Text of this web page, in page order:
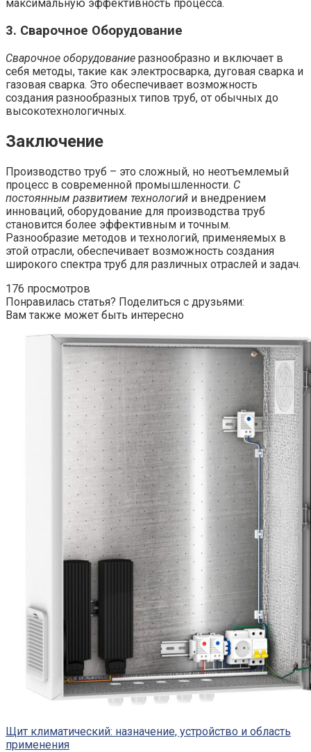
максимальную эффективность процесса.
3. Сварочное Оборудование
Сварочное оборудование разнообразно и включает в
себя методы, такие как электросварка, дуговая сварка и
газовая сварка. Это обеспечивает возможность
создания разнообразных типов труб, от обычных до
высокотехнологичных.
Заключение
Производство труб – это сложный, но неотъемлемый
процесс в современной промышленности. С
постоянным развитием технологий и внедрением
инноваций, оборудование для производства труб
становится более эффективным и точным.
Разнообразие методов и технологий, применяемых в
этой отрасли, обеспечивает возможность создания
широкого спектра труб для различных отраслей и задач.
176 просмотров
Понравилась статья? Поделиться с друзьями:
Вам также может быть интересно
Щит климатический: назначение, устройство и область
применения